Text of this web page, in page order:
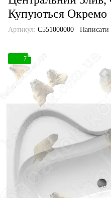
Купуються Окремо
Артикул: C551000000 Написати
7